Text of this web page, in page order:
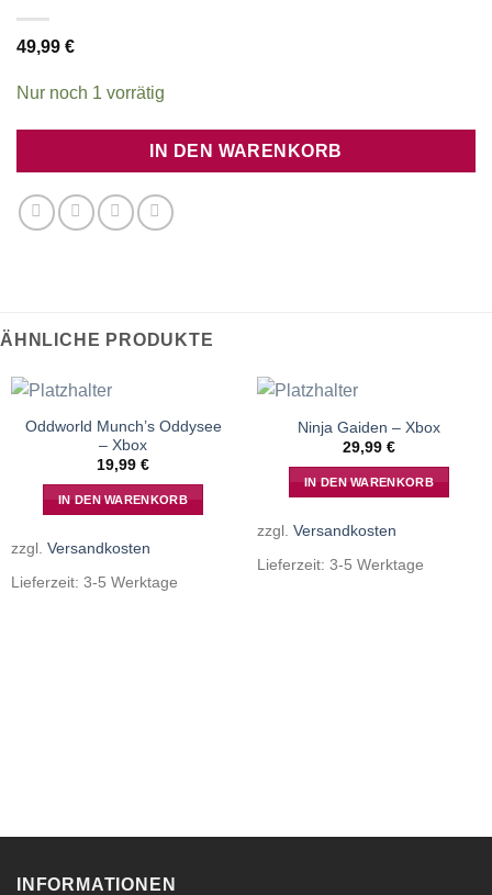
49,99 €
Nur noch 1 vorrätig
IN DEN WARENKORB
ÄHNLICHE PRODUKTE
Oddworld Munch’s Oddysee
– Xbox
19,99 €
IN DEN WARENKORB
zzgl. Versandkosten
Lieferzeit: 3-5 Werktage
Ninja Gaiden – Xbox
29,99 €
IN DEN WARENKORB
zzgl. Versandkosten
Lieferzeit: 3-5 Werktage
INFORMATIONEN